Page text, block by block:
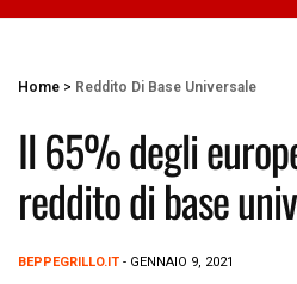
Home > Reddito Di Base Universale
Il 65% degli
reddito di base
BEPPEGRILLO.IT - GENNAIO 9, 2021